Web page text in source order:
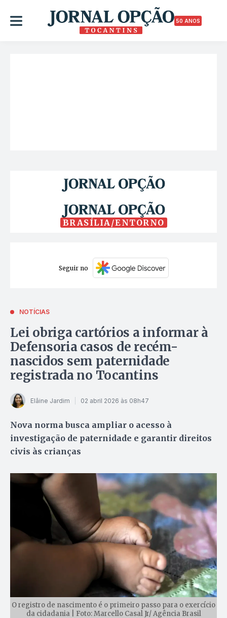
50 ANOS
BRASÍLIA/ENTORNO
Seguir no
NOTÍCIAS
Lei obriga cartórios a informar à
Defensoria casos de recém-
nascidos sem paternidade
registrada no Tocantins
Elâine Jardim 02 abril 2026 às 08h47
Nova norma busca ampliar o acesso à
investigação de paternidade e garantir direitos
civis às crianças
O registro de nascimento é o primeiro passo para o exercício
da cidadania | Foto: Marcello Casal Jr/ Agência Brasil